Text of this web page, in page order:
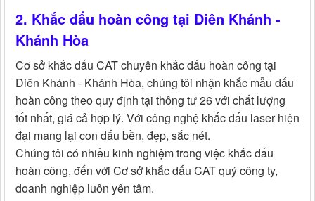
2. Khắc dấu hoàn công tại Diên Khánh -
Khánh Hòa
Cơ sở khắc dấu CAT chuyên khắc dấu hoàn công tại
Diên Khánh - Khánh Hòa, chúng tôi nhận khắc mẫu dấu
hoàn công theo quy định tại thông tư 26 với chất lượng
tốt nhất, giá cả hợp lý. Với công nghệ khắc dấu laser hiện
đại mang lại con dấu bền, đẹp, sắc nét.
Chúng tôi có nhiều kinh nghiệm trong việc khắc dấu
hoàn công, đến với Cơ sở khắc dấu CAT quý công ty,
doanh nghiệp luôn yên tâm.